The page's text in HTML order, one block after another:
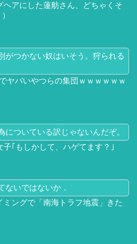
ヘアにした蓮舫さん、どちゃくそ
がつかない奴はいそう。狩られる
ヤバいやつらの集団ｗｗｗｗｗｗ
についている訳じゃないんだぞ。
子｢もしかして、ハゲてます？｣
ないではないか．
ミングで「南海トラフ地震」きた